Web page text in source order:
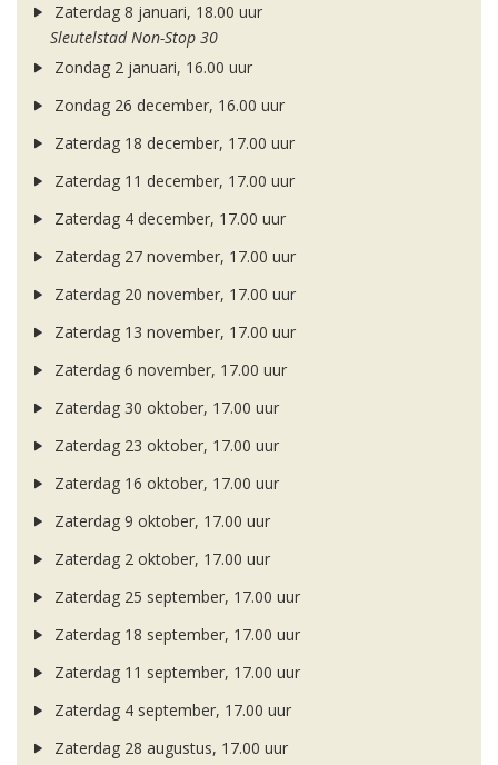
Zaterdag 8 januari, 18.00 uur
Sleutelstad Non-Stop 30
Zondag 2 januari, 16.00 uur
Zondag 26 december, 16.00 uur
Zaterdag 18 december, 17.00 uur
Zaterdag 11 december, 17.00 uur
Zaterdag 4 december, 17.00 uur
Zaterdag 27 november, 17.00 uur
Zaterdag 20 november, 17.00 uur
Zaterdag 13 november, 17.00 uur
Zaterdag 6 november, 17.00 uur
Zaterdag 30 oktober, 17.00 uur
Zaterdag 23 oktober, 17.00 uur
Zaterdag 16 oktober, 17.00 uur
Zaterdag 9 oktober, 17.00 uur
Zaterdag 2 oktober, 17.00 uur
Zaterdag 25 september, 17.00 uur
Zaterdag 18 september, 17.00 uur
Zaterdag 11 september, 17.00 uur
Zaterdag 4 september, 17.00 uur
Zaterdag 28 augustus, 17.00 uur